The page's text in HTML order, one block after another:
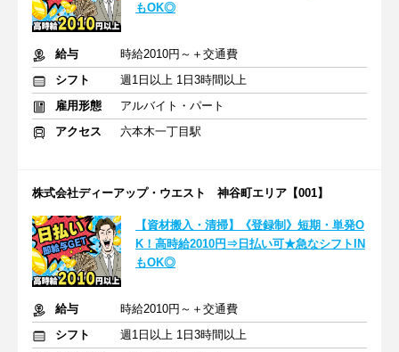
もOK◎
給与
時給2010円～＋交通費
シフト
週1日以上 1日3時間以上
雇用形態
アルバイト・パート
アクセス
六本木一丁目駅
株式会社ディーアップ・ウエスト 神谷町エリア【001】
【資材搬入・清掃】《登録制》短期・単発O
K！高時給2010円⇒日払い可★急なシフトIN
もOK◎
給与
時給2010円～＋交通費
シフト
週1日以上 1日3時間以上